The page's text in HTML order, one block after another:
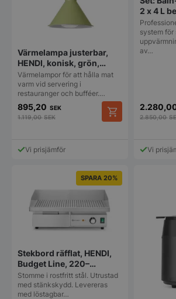
Värmelampa justerbar,
HENDI, konisk, grön,
230V/250W,
Ø275x(H)250 mm
Värmelampor för att hålla mat
varm vid servering i
restauranger och bufféer.…
895,20 SEK
1.119,00SEK
Vi prisjämför
2 x 4 L
HENDI,
240V/
system för
av…
2.850,00
Vi
SPARA 20%
Stekbord räfflat, HENDI,
Budget Line, 220–
240V/3000W,
550x430x(H)240 mm
Stomme i rostfritt stål. Utrustad
med stänkskydd. Levereras
med löstagbar…